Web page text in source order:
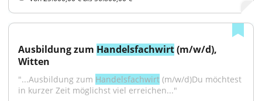
Ausbildung zum Handelsfachwirt (m/w/d),
Witten
"...Ausbildung zum Handelsfachwirt (m/w/d)Du möchtest
in kurzer Zeit möglichst viel erreichen..."